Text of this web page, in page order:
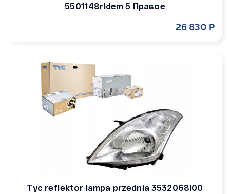
5501148rldem 5 Правое
26 830 Р
Tyc reflektor lampa przednia 3532068l00